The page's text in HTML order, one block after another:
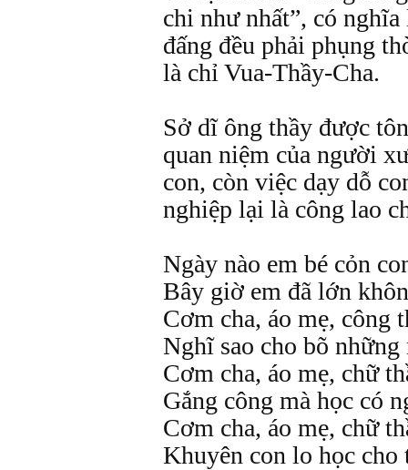
chi như nhất”, có
đấng đều phải phụng
là chỉ Vua-Thầy-Cha.
Sở dĩ ông thầy được
quan niệm của người
con, còn việc dạy dỗ
nghiệp lại là công lao
Ngày nào em bé cỏn
Bây giờ em đã lớn
Cơm cha, áo mẹ, công
Nghĩ sao cho bõ những
Cơm cha, áo mẹ, chữ
Gắng công mà học có
Cơm cha, áo mẹ, chữ
Khuyên con lo học cho